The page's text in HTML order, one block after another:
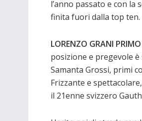
l’anno passato e con
finita fuori dalla top ten.
LORENZO GRANI
posizione e pregevole
Samanta Grossi, primi
Frizzante e
il 21enne svizzero